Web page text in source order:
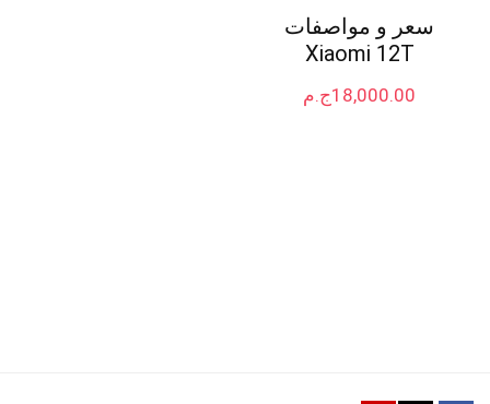
سعر و مواصفات
Xiaomi 12T
ج.م18,000.00